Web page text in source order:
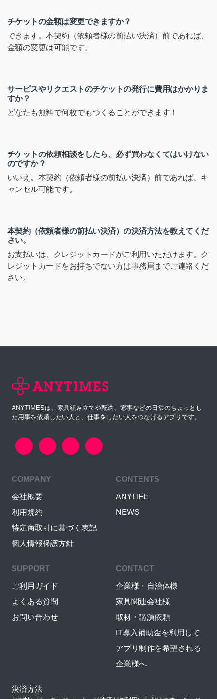
チケットの金額は変更できますか？
できます。本契約（依頼者様の前払い決済）前であれば、
金額の変更は可能です。
サービスやリクエストのチケットの発行に費用はかかりま
すか？
どなたも無料で何枚でもつくることができます！
チケットの依頼相談をしたら、必ず買わなくてはいけない
のですか？
いいえ。本契約（依頼者様の前払い決済）前であれば、キ
ャンセル可能です。
本契約（依頼者様の前払い決済）の決済方法を教えてくだ
さい。
お支払いは、クレジットカードがご利用いただけます。ク
レジットカードをお持ちでない方は事務局までご連絡くだ
さい。
ANYTIMESは、家具組み立てや配送、家事などの日常のちょっとし
た用事を依頼したい人と、仕事をしたい人をつなげるアプリです。
COMPANY
会社概要
利用規約
特定商取引に基づく表記
個人情報保護方針
CONTENTS
ANYLIFE
NEWS
SUPPORT
ご利用ガイド
よくある質問
お問い合わせ
CONTACT
企業様・自治体様
家具関連会社様
取材・講演依頼
IT導入補助金を利用して
アプリ制作を希望される
企業様へ
決済方法